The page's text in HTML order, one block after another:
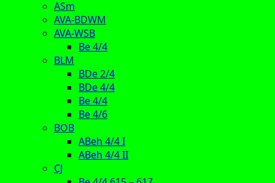
ASm
AVA-BDWM
AVA-WSB
Be 4/4
BLM
BDe 2/4
BDe 4/4
Be 4/4
Be 4/6
BOB
ABeh 4/4 I
ABeh 4/4 II
CJ